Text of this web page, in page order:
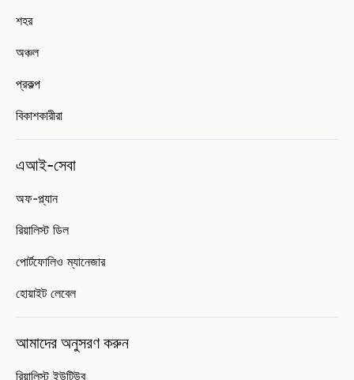
শহর
অঞ্চল
প্রকল্প
বিকাশকারীরা
এআই-সেবা
অফ-প্ল্যান
রিয়ালিস্ট ডিল
পোর্টফোলিও ম্যানেজার
হোয়াইট লেবেল
আমাদের অনুসরণ করুন
রিয়ালিস্ট ইউটিউব